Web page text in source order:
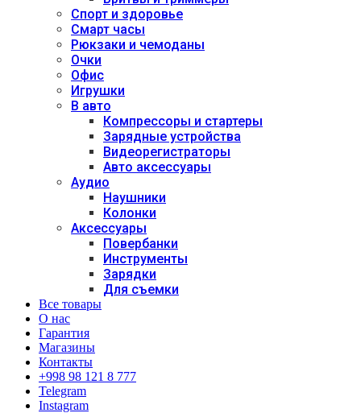
Спорт и здоровье
Смарт часы
Рюкзаки и чемоданы
Очки
Офис
Игрушки
В авто
Компрессоры и стартеры
Зарядные устройства
Видеорегистраторы
Авто аксессуары
Аудио
Наушники
Колонки
Аксессуары
Повербанки
Инструменты
Зарядки
Для съемки
Все товары
О нас
Гарантия
Магазины
Контакты
+998 98 121 8 777
Telegram
Instagram